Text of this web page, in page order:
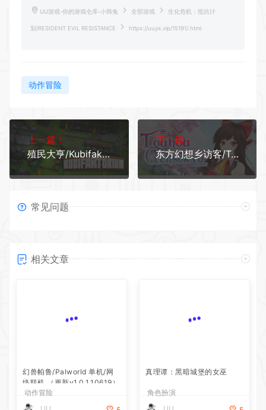
UU游戏-你的游戏仓库-小韩兔 全部游戏 生化危机：抵抗计
划/RESIDENT EVIL RESISTANCE https://uuyx.vip/15191/.html
动作冒险
上一篇：
殖民大亨/Kubifaktorium（v24.11.2021）
下一篇：
东方幻想乡访客/Touhou Gensokyo Visitor（v5736067）
常见问题
相关文章
幻兽帕鲁/Palworld 单机/网
络联机 （更新v1.0.1.10619）
动作冒险
真理谭：黑暗城堡的女巫
角色扮演